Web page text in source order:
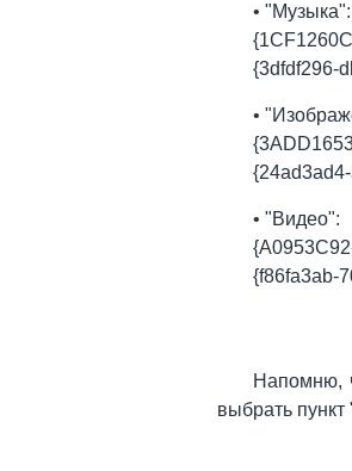
• "Музыка":
{3dfdf296-
•
• "Видео":
{f86fa3ab-
Напомню,
выбрать пункт